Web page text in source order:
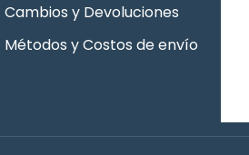
Cambios y Devoluciones
Métodos y Costos de envío